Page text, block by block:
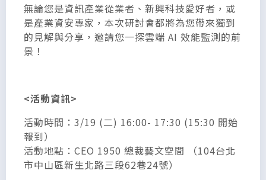
無論您是資訊產業從業者、新興科技愛好者，或
是產業資安專家，本次研討會都將為您帶來獨到
的見解與分享，邀請您一探雲端 AI 效能監測的前
景！
<活動資訊>
活動時間：3/19 (二) 16:00- 17:30 (15:30 開始
報到）
活動地點：CEO 1950 總裁藝文空間 （104台北
市中山區新生北路三段62巷24號）